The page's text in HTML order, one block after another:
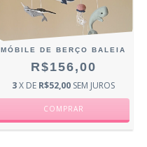
MÓBILE DE BERÇO BALEIA
R$156,00
3X DE R$52,00 SEM JUROS